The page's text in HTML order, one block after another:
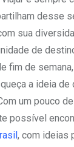
desse
sua
de
fim de
a ideia de
um pouco
possível
, com ideias